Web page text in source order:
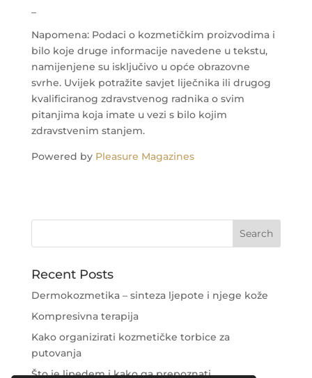
Napomena: Podaci o kozmetičkim proizvodima i
bilo koje druge informacije navedene u tekstu,
namijenjene su isključivo u opće obrazovne
svrhe. Uvijek potražite savjet liječnika ili drugog
kvalificiranog zdravstvenog radnika o svim
pitanjima koja imate u vezi s bilo kojim
zdravstvenim stanjem.
Powered by Pleasure Magazines
Recent Posts
Dermokozmetika – sinteza ljepote i njege kože
Kompresivna terapija
Kako organizirati kozmetičke torbice za
putovanja
Što je lipedem i kako ga prepoznati